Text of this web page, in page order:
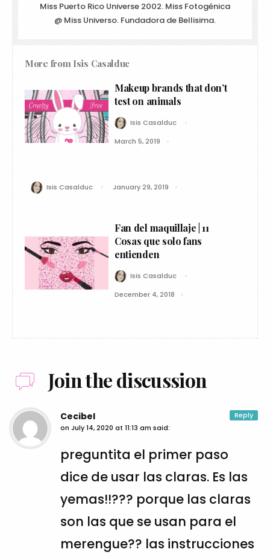
Miss Puerto Rico Universe 2002. Miss Fotogénica
@ Miss Universo. Fundadora de Bellisima.
More from Isis Casalduc
Makeup brands that don’t
test on animals
Isis Casalduc
March 5, 2019
Isis Casalduc January 29, 2019
Fan del maquillaje | 11
Cosas que solo fans
entienden
Isis Casalduc
December 4, 2018
Join the discussion
Cecibel
on July 14, 2020 at 11:13 am said:
preguntita el primer paso
dice de usar las claras. Es las
yemas!!??? porque las claras
son las que se usan para el
merengue?? las instrucciones
Reply